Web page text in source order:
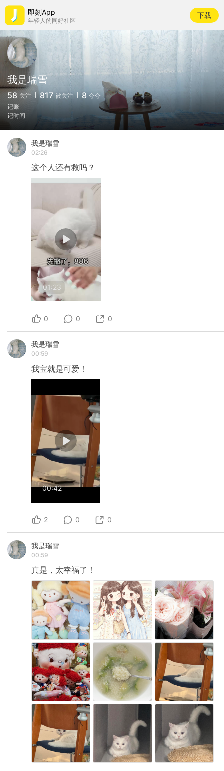
即刻App
年轻人的同好社区
下载
我是瑞雪
58 关注 817 被关注 8 夸夸
记账
记时间
我是瑞雪
02:26
这个人还有救吗？
01:23
0 0 0
我是瑞雪
00:59
我宝就是可爱！
00:42
2 0 0
我是瑞雪
00:59
真是，太幸福了！